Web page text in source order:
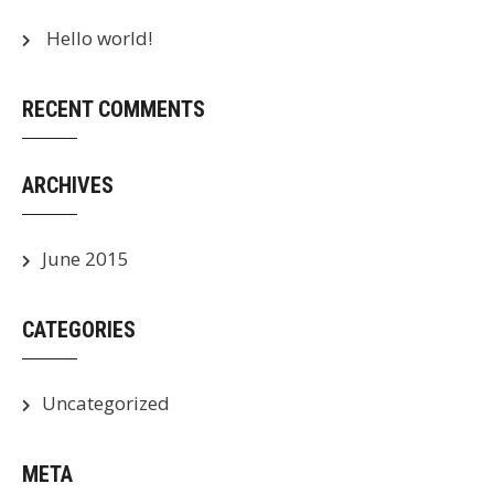
Hello world!
RECENT COMMENTS
ARCHIVES
June 2015
CATEGORIES
Uncategorized
META